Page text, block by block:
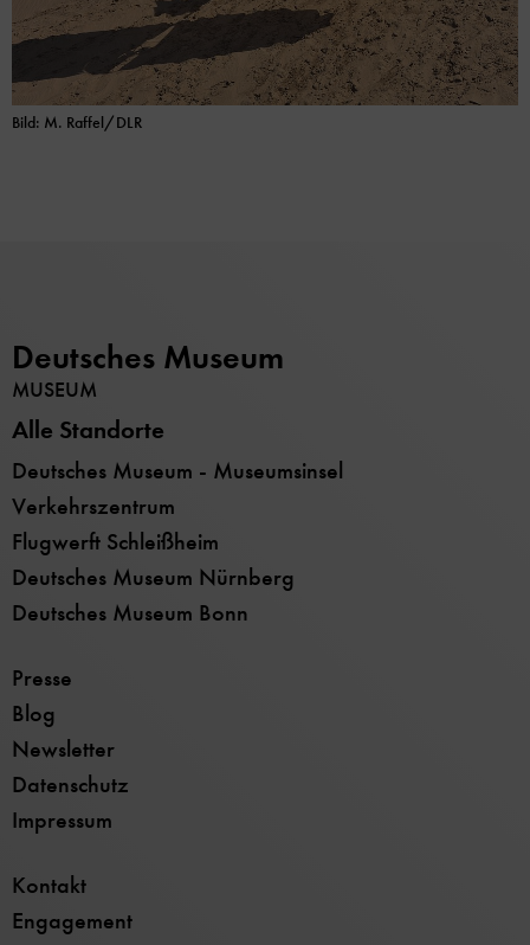
Bild: M. Raffel/DLR
Deutsches Museum
MUSEUM
Alle Standorte
Deutsches Museum - Museumsinsel
Verkehrszentrum
Flugwerft Schleißheim
Deutsches Museum Nürnberg
Deutsches Museum Bonn
Presse
Blog
Newsletter
Datenschutz
Impressum
Kontakt
Engagement